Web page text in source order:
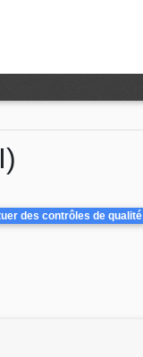
des contrôles de qualité